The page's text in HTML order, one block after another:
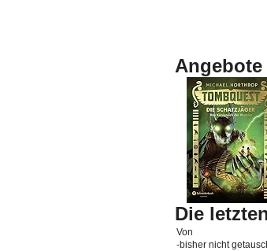
Angebote
Die
Von
-bisher nicht